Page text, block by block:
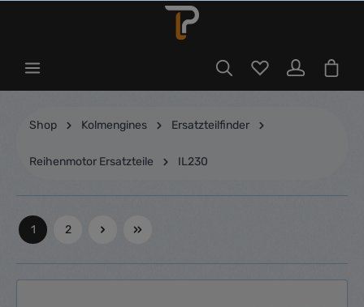
Shop Kolmengines Ersatzteilfinder
Reihenmotor Ersatzteile IL230
1 2